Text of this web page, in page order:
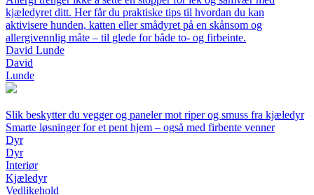
kjæledyret ditt. Her får du praktiske tips til hvordan du kan
aktivisere hunden, katten eller smådyret på en skånsom og
allergivennlig måte – til glede for både to- og firbeinte.
David Lunde
David
Lunde
Slik beskytter du vegger og paneler mot riper og smuss fra kjæledyr
Smarte løsninger for et pent hjem – også med firbente venner
Dyr
Dyr
Interiør
Kjæledyr
Vedlikehold